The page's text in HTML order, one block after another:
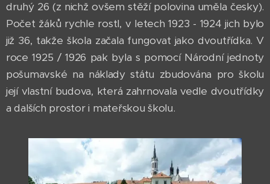
druhý 26 (z nichž ovšem stěží polovina uměla česky).
Počet žáků rychle rostl, v letech 1923 - 1924 jich bylo
již 36, takže škola začala fungovat jako dvoutřídka. V
roce 1925 / 1926 pak byla s pomocí Národní jednoty
pošumavské na náklady státu zbudována pro školu
její vlastní budova, která zahrnovala vedle dvoutřídky
a dalších prostor i mateřskou školu.